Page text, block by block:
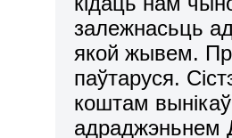
залежнасьць
якой жывем.
паўтаруся.
коштам
адраджэньнем